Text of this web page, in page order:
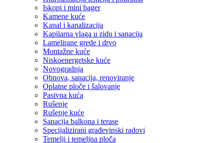
Iskopi i mini bager
Kamene kuće
Kanal i kanalizacija
Kapilarna vlaga u zidu i sanacija
Lamelirane grede i drvo
Montažne kuće
Niskoenergetske kuće
Novogradnja
Obnova, sanacija, renoviranje
Oplatne ploče i šalovanje
Pasivna kuća
Rušenje
Rušenje kuće
Sanacija balkona i terase
Specijalizirani građevinski radovi
Temelji i temeljna ploča